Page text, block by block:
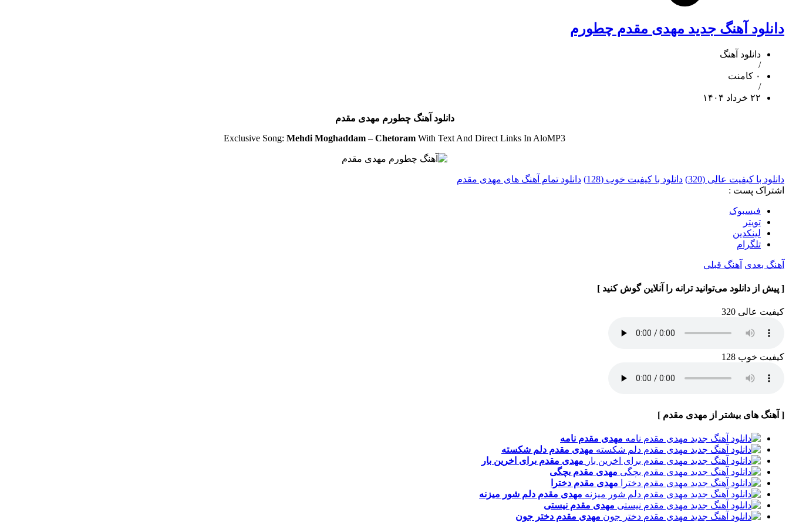
دانلود آهنگ جدید مهدی مقدم چطورم
دانلود آهنگ
/
۰ کامنت
/
۲۲ خرداد ۱۴۰۴
دانلود آهنگ چطورم مهدی مقدم
Exclusive Song: Mehdi Moghaddam – Chetoram With Text And Direct Links In AloMP3
دانلود با کیفیت عالی (320) دانلود با کیفیت خوب (128)
دانلود تمام آهنگ های مهدی مقدم
اشتراک پست :
فيسبوک
تويتر
لینکدین
تلگرام
آهنگ بعدی آهنگ قبلی
[ پیش از دانلود می‌توانید ترانه را آنلاین گوش کنید ]
کیفیت عالی 320
کیفیت خوب 128
[ آهنگ های بیشتر از مهدی مقدم ]
مهدی مقدم نامه
مهدی مقدم دلم شکسته
مهدی مقدم برای اخرین بار
مهدی مقدم بچگی
مهدی مقدم دخترا
مهدی مقدم دلم شور میزنه
مهدی مقدم نیستی
مهدی مقدم دختر جون